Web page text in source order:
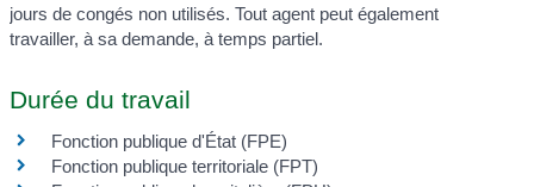
jours de congés non utilisés. Tout agent peut également
travailler, à sa demande, à temps partiel.
Durée du travail
Fonction publique d'État (FPE)
Fonction publique territoriale (FPT)